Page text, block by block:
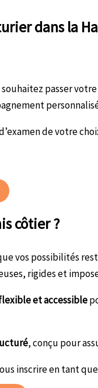
dans la
passer
de votre
côtier ?
vos possibilités
rigides et
et accessible
, conçu pour
inscrire en tant